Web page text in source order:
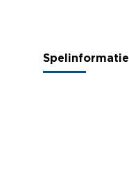
Spelinformatie